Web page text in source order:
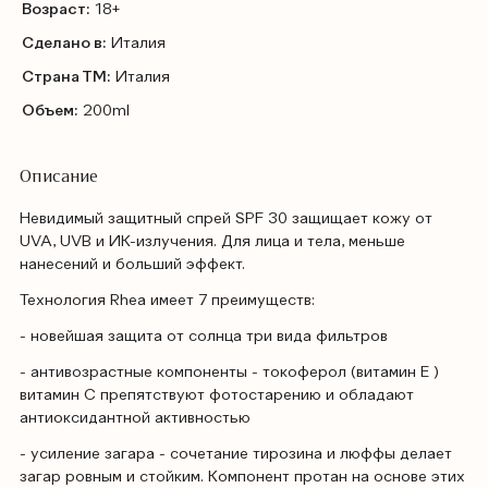
Возраст: 18+
Сделано в: Италия
Страна ТМ: Италия
Объем: 200ml
Описание
Невидимый защитный спрей SPF 30 защищает кожу от
UVA, UVB и ИК-излучения. Для лица и тела, меньше
нанесений и больший эффект.
Технология Rhea имеет 7 преимуществ:
- новейшая защита от солнца три вида фильтров
- антивозрастные компоненты - токоферол (витамин Е )
витамин С препятствуют фотостарению и обладают
антиоксидантной активностью
- усиление загара - сочетание тирозина и люффы делает
загар ровным и стойким. Компонент протан на основе этих